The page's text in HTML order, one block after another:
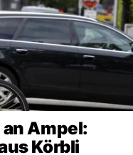
Ampel:
Körbli